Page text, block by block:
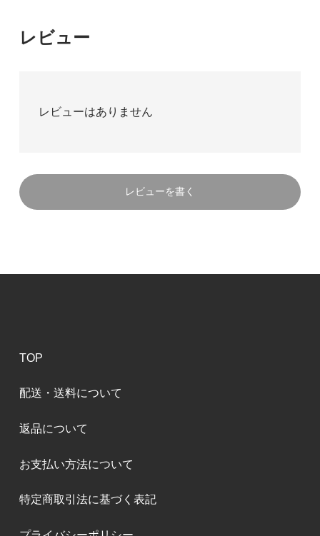
レビュー
レビューはありません
レビューを書く
TOP
配送・送料について
返品について
お支払い方法について
特定商取引法に基づく表記